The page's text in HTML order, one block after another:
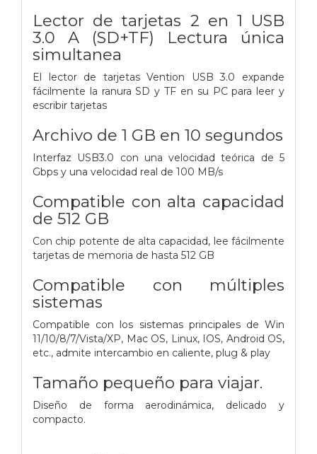
Lector de tarjetas 2 en 1 USB
3.0 A (SD+TF) Lectura única
simultanea
El lector de tarjetas Vention USB 3.0 expande
fácilmente la ranura SD y TF en su PC para leer y
escribir tarjetas
Archivo de 1 GB en 10 segundos
Interfaz USB3.0 con una velocidad teórica de 5
Gbps y una velocidad real de 100 MB/s
Compatible con alta capacidad
de 512 GB
Con chip potente de alta capacidad, lee fácilmente
tarjetas de memoria de hasta 512 GB
Compatible con múltiples
sistemas
Compatible con los sistemas principales de Win
11/10/8/7/Vista/XP, Mac OS, Linux, IOS, Android OS,
etc., admite intercambio en caliente, plug & play
Tamaño pequeño para viajar.
Diseño de forma aerodinámica, delicado y
compacto.